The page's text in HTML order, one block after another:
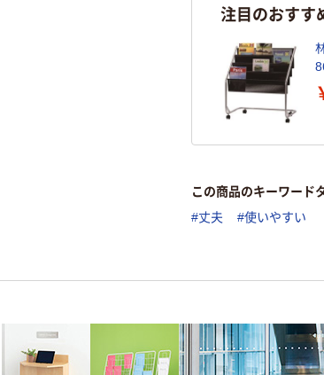
注目のおすす
この商品のキーワード
#丈夫 #使いやすい